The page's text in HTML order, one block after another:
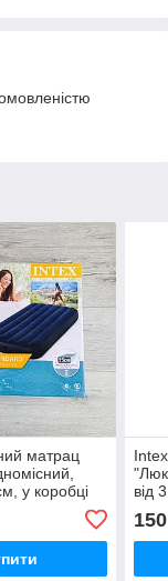
матрац
у коробці
від
150